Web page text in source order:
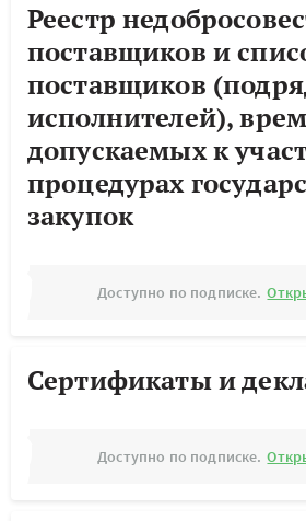
Реестр
поставщиков и
поставщиков
исполнителей),
допускаемых к
процедурах
закупок
Доступно по подписке.
Сертификаты и
Доступно по подписке.